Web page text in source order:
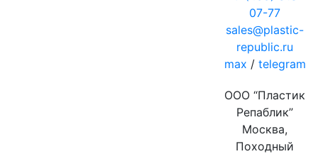
07-77
sales@plastic-
republic.ru
max / telegram
ООО “Пластик
Репаблик”
Москва,
Походный